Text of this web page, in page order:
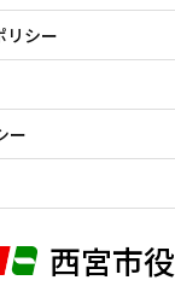
リシー
ー
西宮市